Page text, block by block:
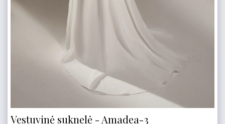
Vestuvinė suknelė - Amadea-3